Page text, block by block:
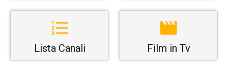
Lista Canali Film in Tv